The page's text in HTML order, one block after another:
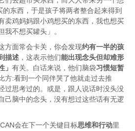
东西，于是孩子将两者整合起来得到
卖鸡妈妈跟小鸡想买的东西，我也想买
我不想买罐头」。
方面常会卡关，你会发现约有一半的孩
描述 ，这表示他们能出现念头但却难形
」 有关。白话来说，他们脑袋习惯短暂
方:看到一个同伴哭了他就走过去推
过思考过的。或是，跟人说话时没头没
己脑中的念头，没有想过这些话有无逻
会在下一个关键目标思维和行动里